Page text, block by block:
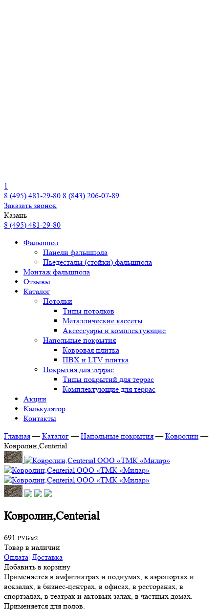
1
8 (495) 481-29-80 8 (843) 206-07-89
Заказать звонок
Казань
8 (495) 481-29-80
Фальшпол
Панели фальшпола
Пьедесталы (стойки) фальшпола
Монтаж фальшпола
Отзывы
Каталог
Потолки
Типы потолков
Металлические кассеты
Аксессуары и комплектующие
Напольные покрытия
Ковровая плитка
ПВХ и LTV плитка
Покрытия для террас
Типы покрытий для террас
Комплектующие для террас
Акции
Калькулятор
Контакты
Главная — Каталог — Напольные покрытия — Ковролин —
Ковролин,Centerial
Ковролин,Centerial
691 РУБ/м2
Товар в наличии
Оплата| Доставка
Добавить в корзину
Применяется в амфитиатрах и подиумах, в аэропортах и
вокзалах, в бизнес-центрах, в офисах, в ресторанах, в
спортзалах, в театрах и актовых залах, в частных домах.
Применяется для полов.